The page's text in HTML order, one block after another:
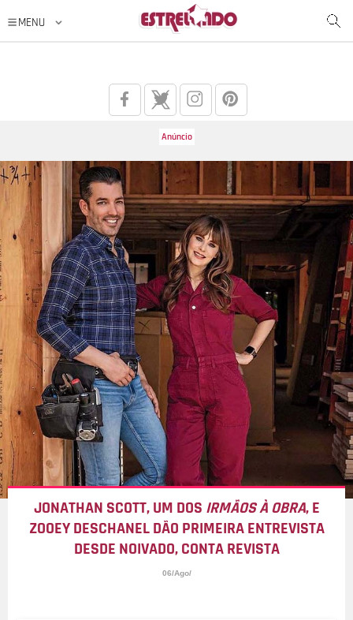
JONATHAN SCOTT, UM DOS IRMÃOS À OBRA, E
ZOOEY DESCHANEL DÃO PRIMEIRA ENTREVISTA
DESDE NOIVADO, CONTA REVISTA
06/Ago/